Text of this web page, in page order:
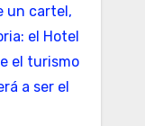
un cartel,
el Hotel
el turismo
a ser el